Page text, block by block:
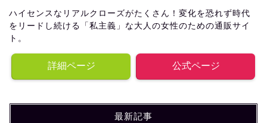
ハイセンスなリアルクローズがたくさん！変化を恐れず時代
をリードし続ける「私主義」な大人の女性のための通販サイ
ト。
詳細ページ 公式ページ
最新記事